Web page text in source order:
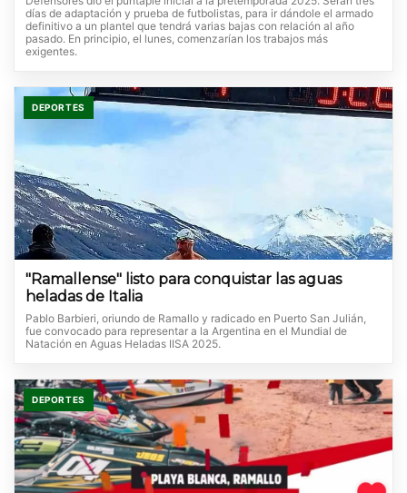
días de adaptación y prueba de futbolistas, para ir dándole el armado
definitivo a un plantel que tendrá varias bajas con relación al año
pasado. En principio, el lunes, comenzarían los trabajos más
exigentes.
DEPORTES
"Ramallense" listo para conquistar las aguas
heladas de Italia
Pablo Barbieri, oriundo de Ramallo y radicado en Puerto San Julián,
fue convocado para representar a la Argentina en el Mundial de
Natación en Aguas Heladas IISA 2025.
DEPORTES